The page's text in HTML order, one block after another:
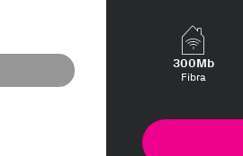
300Mb
Fibra